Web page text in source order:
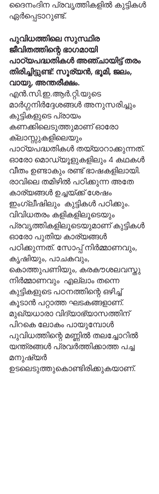
ദൈനംദിന പ്രവൃത്തികളിൽ കുട്ടികൾ
ഏർപ്പെടാറുണ്ട്.
പുവിധത്തിലെ സുസ്ഥിര
ജീവിതത്തിന്റെ ഭാഗമായി
പാഠ്യപദ്ധതികൾ അഞ്ചായിട്ട് തരം
തിരിച്ചിട്ടുണ്ട്: സൂര്യൻ, ഭൂമി, ജലം,
വായു, അന്തരീക്ഷം.
എൻ.സി.ഇ.ആർ.റ്റി.യുടെ
മാർഗ്ഗനിർദ്ദേശങ്ങൾ അനുസരിച്ചും
കുട്ടികളുടെ പ്രായം
കണക്കിലെടുത്തുമാണ് ഓരോ
ക്ലാസ്സുകളിലെയും
പാഠ്യപദ്ധതികൾ തയ്യാറാക്കുന്നത്.
ഓരോ മൊഡ്യൂളുകളിലും 4 കഥകൾ
വീതം ഉണ്ടാകും രണ്ട് ഭാഷകളിലായി.
രാവിലെ തമിഴിൽ പഠിക്കുന്ന അതേ
കാര്യങ്ങൾ ഉച്ചയ്ക്ക് ശേഷം
ഇംഗ്ലീഷിലും  കുട്ടികൾ പഠിക്കും.
വിവിധതരം കളികളിലൂടെയും
പ്രവൃത്തികളിലൂടെയുമാണ് കുട്ടികൾ
ഓരോ പുതിയ കാര്യങ്ങൾ
പഠിക്കുന്നത്. സോപ്പ് നിർമ്മാണവും,
കൃഷിയും, പാചകവും,
കൊത്തുപണിയും, കരകൗശലവസ്തു
നിർമ്മാണവും  എല്ലാം തന്നെ
കുട്ടികളുടെ പഠനത്തിന്റെ ഒഴിച്ച്
കൂടാൻ പറ്റാത്ത ഘടകങ്ങളാണ്.
മുഖ്യധാരാ വിദ്യാഭ്യാസത്തിന്
പിറകെ ലോകം പായുമ്പോൾ
പുവിധത്തിന്റെ മണ്ണിൽ തലച്ചോറിൽ
യന്ത്രങ്ങൾ പ്രവർത്തിക്കാത്ത പച്ച
മനുഷ്യർ
ഉടലെടുത്തുകൊണ്ടിരിക്കുകയാണ്.